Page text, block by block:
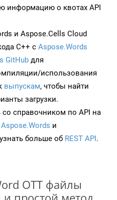
информацию о квотах API
и Aspose.Cells Cloud
C++ с Aspose.Words
GitHub для
использования
выпускам, чтобы найти
загрузки.
со справочником по API на
Aspose.Words и
больше об REST API.
OTT файлы